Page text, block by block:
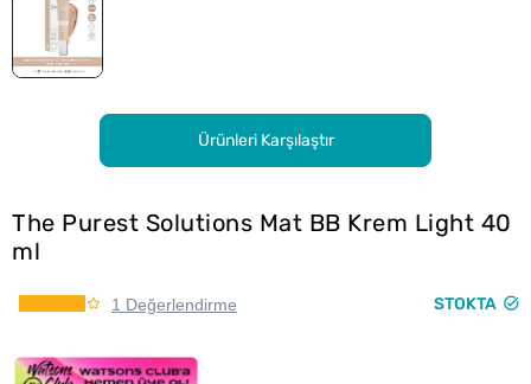
Ürünleri Karşılaştır
The Purest Solutions Mat BB Krem Light 40
ml
1 Değerlendirme STOKTA